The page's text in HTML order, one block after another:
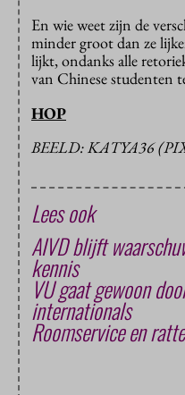
En wie weet zijn de
minder groot dan ze
lijkt, ondanks alle
van Chinese studenten
HOP
BEELD: KATYA36
Lees ook
AIVD blijft
kennis
VU gaat gewoon
internationals
Roomservice en